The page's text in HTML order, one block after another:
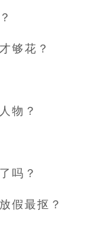
够花？
物？
吗？
假最抠？